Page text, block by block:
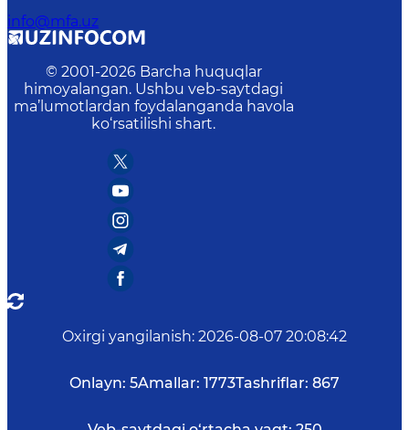
info@mfa.uz
© 2001-2026 Barcha huquqlar
himoyalangan. Ushbu veb-saytdagi
ma’lumotlardan foydalanganda havola
ko‘rsatilishi shart.
Oxirgi yangilanish: 2026-08-07 20:08:42
Onlayn: 5Amallar: 1773Tashriflar: 867